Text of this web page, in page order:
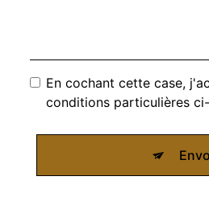
En cochant cette case,
conditions particulières